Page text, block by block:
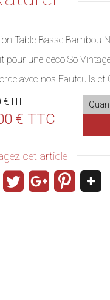
Table Basse Bambou
pour une deco So
avec nos Fauteuils
€ HT
€ TTC
cet article